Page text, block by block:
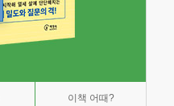
이책 어때?